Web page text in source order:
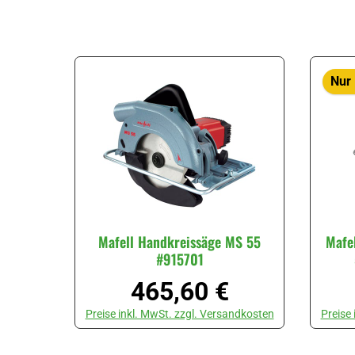
Mafell Handkreissäge MS 55
#915701
Regulärer Preis:
465,60 €
Preise inkl. MwSt. zzgl. Versandkosten
Produkt Anzahl: Gib den gewünschten Wert ein oder
Preise